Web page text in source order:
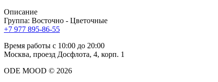
Описание
Группа: Восточно - Цветочные
+7 977 895-86-55
Время работы с 10:00 до 20:00
Москва, проезд Досфлота, 4, корп. 1
ODE MOOD © 2026